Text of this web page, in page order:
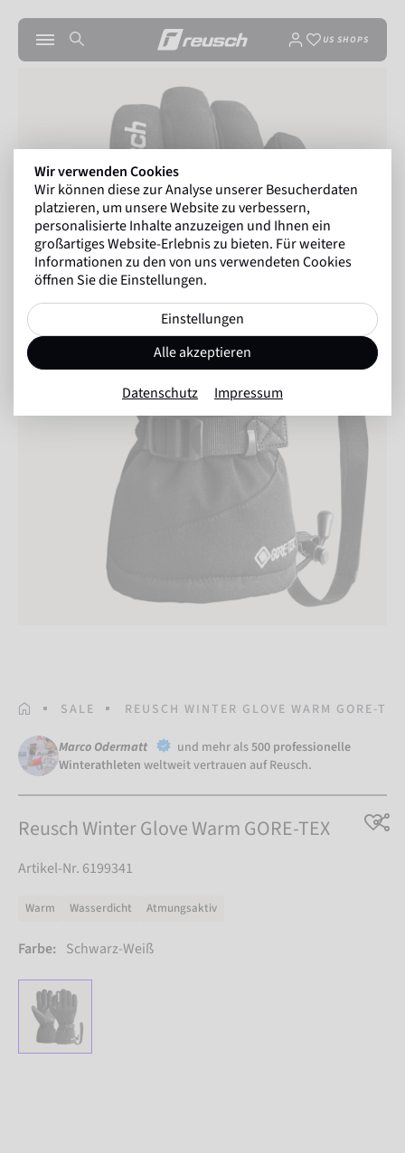
US SHOPS
STARTSEITE
SALE REUSCH WINTER GLOVE WARM GORE-TEX
Marco Odermatt und mehr als500 professionelle
Winterathleten weltweit vertrauen auf Reusch.
Reusch Winter Glove Warm GORE-TEX
Artikel-Nr. 6199341
Warm Wasserdicht Atmungsaktiv
Farbe: Schwarz-Weiß
Wir verwenden Cookies
Wir können diese zur Analyse unserer Besucherdaten
platzieren, um unsere Website zu verbessern,
personalisierte Inhalte anzuzeigen und Ihnen ein
großartiges Website-Erlebnis zu bieten. Für weitere
Informationen zu den von uns verwendeten Cookies
öffnen Sie die Einstellungen.
Einstellungen
Alle akzeptieren
Datenschutz Impressum